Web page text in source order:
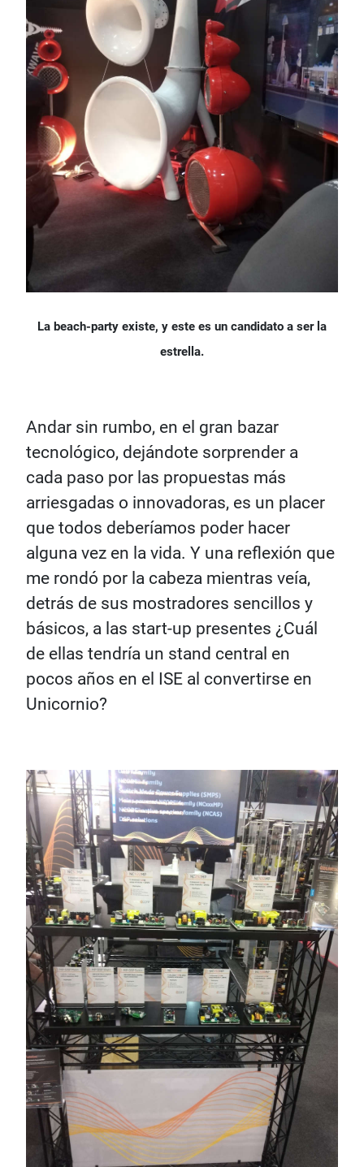
La beach-party existe, y este es un candidato a ser la
estrella.
Andar sin rumbo, en el gran bazar
tecnológico, dejándote sorprender a
cada paso por las propuestas más
arriesgadas o innovadoras, es un placer
que todos deberíamos poder hacer
alguna vez en la vida. Y una reflexión que
me rondó por la cabeza mientras veía,
detrás de sus mostradores sencillos y
básicos, a las start-up presentes ¿Cuál
de ellas tendría un stand central en
pocos años en el ISE al convertirse en
Unicornio?